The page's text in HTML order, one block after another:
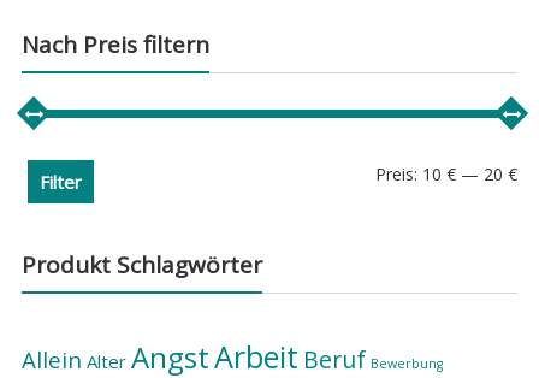
Nach Preis filtern
Filter Preis: 10 € — 20 €
Produkt Schlagwörter
Allein Alter AngstArbeit Beruf Bewerbung